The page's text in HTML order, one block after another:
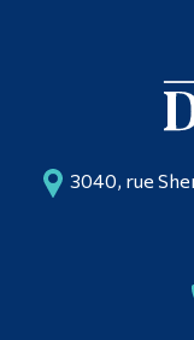
3040, rue